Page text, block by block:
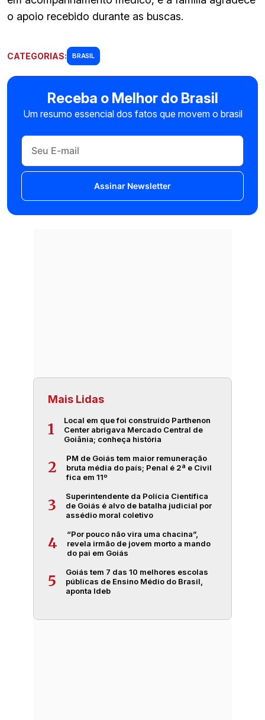
o apoio recebido durante as buscas.
CATEGORIAS: BRASIL
Receba o Melhor do Brasil
Um resumo essencial dos fatos que movem o brasil
Assinar Newsletter
Mais Lidas
1
Local em que foi construído Parthenon
Center abrigava Mercado Central de
Goiânia; conheça história
2
PM de Goiás tem maior remuneração
bruta média do país; Penal é 2ª e Civil
fica em 11º
3
Superintendente da Polícia Científica
de Goiás é alvo de batalha judicial por
assédio moral coletivo
4
“Por pouco não vira uma chacina”,
revela irmão de jovem morto a mando
do pai em Goiás
5
Goiás tem 7 das 10 melhores escolas
públicas de Ensino Médio do Brasil,
aponta Ideb